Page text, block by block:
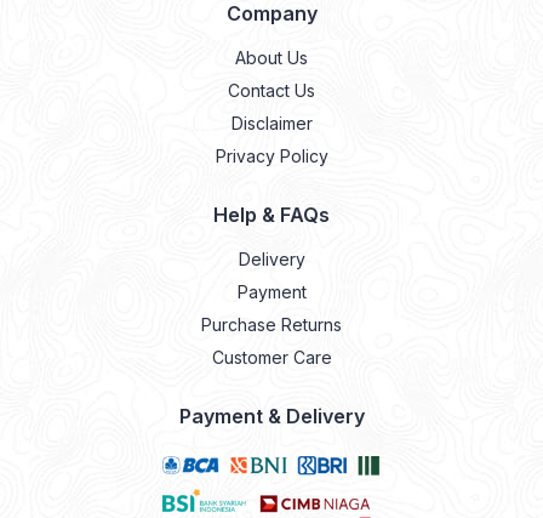
Company
About Us
Contact Us
Disclaimer
Privacy Policy
Help & FAQs
Delivery
Payment
Purchase Returns
Customer Care
Payment & Delivery